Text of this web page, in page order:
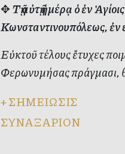
✥Τῇ αὐτῇ ἡμέρᾳ ὁ ἐν
Κωνσταντινουπόλεως, ἐν
Εὐκτοῦ τέλους ἔτυχες
Φερωνυμήσας πράγμασι,
+ΣΗΜΕΙΩΣΙΣ
ΣΥΝΑΞΑΡΙΟΝ